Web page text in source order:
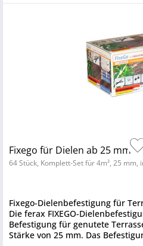
Fixego für Dielen ab 25 mm
64 Stück, Komplett-Set für 4m², 25 mm,
Fixego-Dielenbefestigung für
Die ferax FIXEGO-
Befestigung für genutete
Stärke von 25 mm. Das